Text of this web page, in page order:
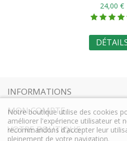
24,00 €
INFORMATIONS
MON COMPTE
VOTRE BOUTIQUE
Notre boutique utilise des cookies
améliorer l'expérience utilisateur et
recommandons d'accepter leur
pleinement de votre navigation.